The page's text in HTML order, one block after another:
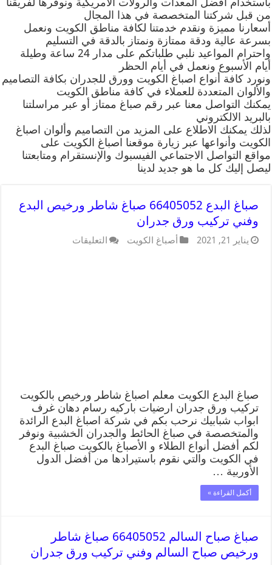
من قبل شركتنا المتخصصة في هذا المجال
أسعارنا مميزة ونقدم خدمتنا لكافة مناطق الكويت ونعمل
بسرعة عالية ودقة ممتازة ونمتاز بالدقة في التسليم
واحترام المواعيد نلبي طلباتكم على مدار 24 ساعة وطيلة
أيام الأسبوع ونعمل في أيام الحظر
ونورد كافة أنواع اصباغ الكويت وورق للجدران بكافة التصاميم
والألوان المتعددة للعملاء في كافة مناطق الكويت
يمكنك التواصل معنا عبر رقم صباغ ممتاز أو عبر مراسلتنا
بالبريد الالكتروني
لذلك يمكنك الاطلاع على المزيد من التصاميم وألوان اصباغ
الكويت وأنواعها عبر زيارة موقعنا اصباغ الكويت على
مواقع التواصل الاجتماعي الفيسبوك والإنستقرام ومتابعتنا
ليصل إليك كل ما هو جديد لدينا
صباغ البدع 66405052 صباغ شاطر ورخيص البدع
وفني تركيب ورق جدران
يناير 21, 2021 أصباغ الكويت التعليقات
صباغ البدع الكويت معلم اصباغ شاطر ورخيص بالكويت
تركيب ورق جدران ارضيات باركيه رسام دهان غرف
ابواب شبابيك نرحب بكم في شركة اصباغ البدع الرائدة
والمتخصصة في صباغ الحائط والجدران الخشبية ونوفر
لكم أفضل أنواع الطلاء و الأصباغ بالكويت صباغ البدع
في الكويت والتي نقوم باستيرادها من أفضل الدول
الأوربية …
أكمل القراءة »
صباغ صباح السالم 66405052 صباغ شاطر
ورخيص صباح السالم وفني تركيب ورق جدران